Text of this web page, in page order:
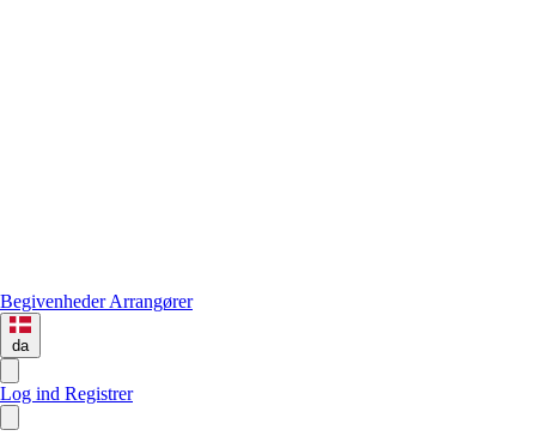
BegivenhederArrangører
da
Log ind Registrer